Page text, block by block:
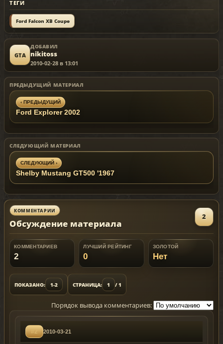
ТЕГИ
Ford Falcon XB Coupe
GTA
ДОБАВИЛ
nikitoss
2010-02-28 в 13:01
ПРЕДЫДУЩИЙ МАТЕРИАЛ
‹ ПРЕДЫДУЩИЙ
Ford Explorer 2002
СЛЕДУЮЩИЙ МАТЕРИАЛ
СЛЕДУЮЩИЙ ›
Shelby Mustang GT500 '1967
КОММЕНТАРИИ
Обсуждение материала
2
КОММЕНТАРИЕВ
2
ЛУЧШИЙ РЕЙТИНГ
0
ЗОЛОТОЙ
Нет
ПОКАЗАНО: 1-2 СТРАНИЦА: 1 / 1
Порядок вывода комментариев:
#2 2010-03-21